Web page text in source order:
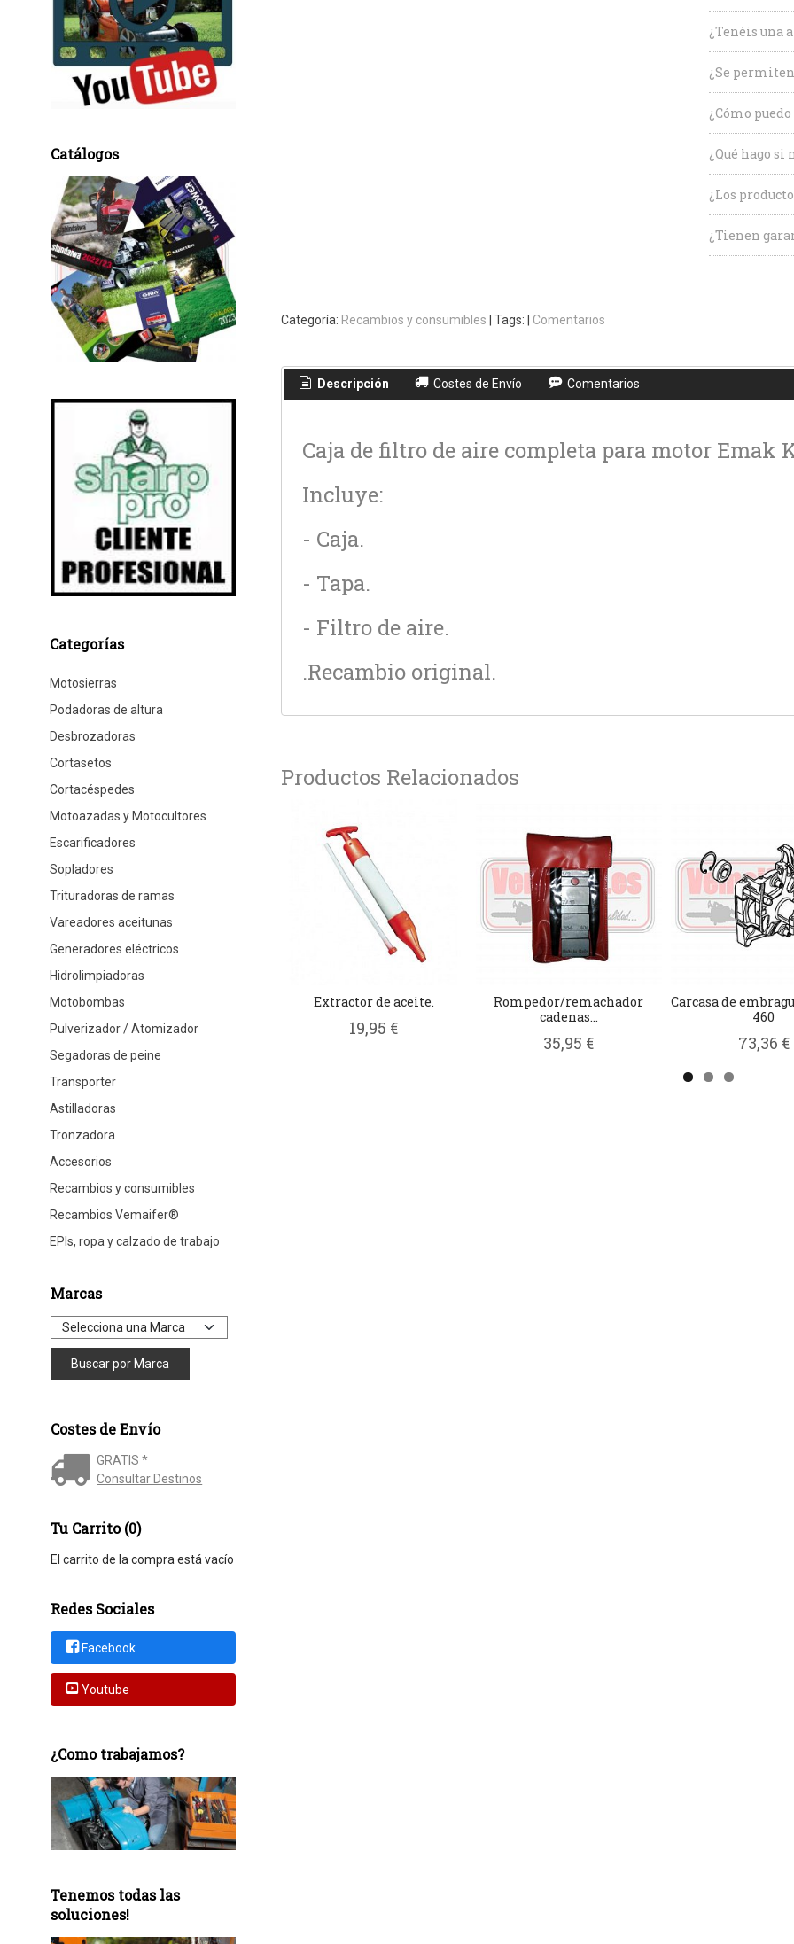
Catálogos
Categorías
Motosierras
Podadoras de altura
Desbrozadoras
Cortasetos
Cortacéspedes
Motoazadas y Motocultores
Escarificadores
Sopladores
Trituradoras de ramas
Vareadores aceitunas
Generadores eléctricos
Hidrolimpiadoras
Motobombas
Pulverizador / Atomizador
Segadoras de peine
Transporter
Astilladoras
Tronzadora
Accesorios
Recambios y consumibles
Recambios Vemaifer®
EPIs, ropa y calzado de trabajo
Marcas
Costes de Envío
GRATIS *
Consultar Destinos
Tu Carrito (0)
El carrito de la compra está vacío
Redes Sociales
Facebook
Youtube
¿Como trabajamos?
Tenemos todas las
soluciones!
¿Tenéis una
¿Se
¿Cómo
¿Qué hago
¿Los
¿Tienen
Categoría: Recambios y consumibles | Tags: | Comentarios
Descripción Costes de Envío Comentarios
Caja de filtro de aire completa para motor Emak
Incluye:
- Caja.
- Tapa.
- Filtro de aire.
.Recambio original.
Productos Relacionados
Extractor de aceite.
19,95 €
Rompedor/remachador
cadenas...
35,95 €
Carcasa de
460
73,36 €